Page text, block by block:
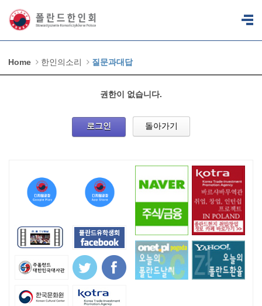
Home 한인의소리 질문과대답
권한이 없습니다.
로그인 돌아가기